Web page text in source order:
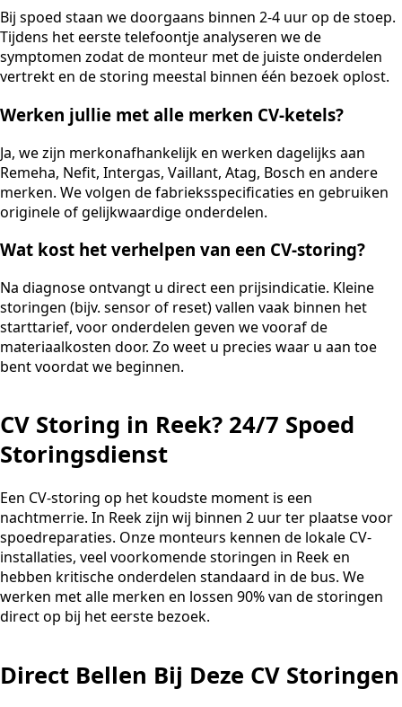
Bij spoed staan we doorgaans binnen 2-4 uur op de stoep.
Tijdens het eerste telefoontje analyseren we de
symptomen zodat de monteur met de juiste onderdelen
vertrekt en de storing meestal binnen één bezoek oplost.
Werken jullie met alle merken CV-ketels?
Ja, we zijn merkonafhankelijk en werken dagelijks aan
Remeha, Nefit, Intergas, Vaillant, Atag, Bosch en andere
merken. We volgen de fabrieksspecificaties en gebruiken
originele of gelijkwaardige onderdelen.
Wat kost het verhelpen van een CV-storing?
Na diagnose ontvangt u direct een prijsindicatie. Kleine
storingen (bijv. sensor of reset) vallen vaak binnen het
starttarief, voor onderdelen geven we vooraf de
materiaalkosten door. Zo weet u precies waar u aan toe
bent voordat we beginnen.
CV Storing in Reek? 24/7 Spoed
Storingsdienst
Een CV-storing op het koudste moment is een
nachtmerrie. In Reek zijn wij binnen 2 uur ter plaatse voor
spoedreparaties. Onze monteurs kennen de lokale CV-
installaties, veel voorkomende storingen in Reek en
hebben kritische onderdelen standaard in de bus. We
werken met alle merken en lossen 90% van de storingen
direct op bij het eerste bezoek.
Direct Bellen Bij Deze CV Storingen